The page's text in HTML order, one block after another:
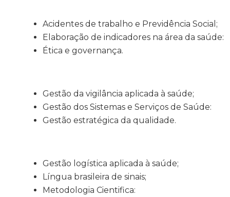
Acidentes de trabalho e Previdência Social;
Elaboração de indicadores na área da saúde:
Ética e governança.
Gestão da vigilância aplicada à saúde;
Gestão dos Sistemas e Serviços de Saúde:
Gestão estratégica da qualidade.
Gestão logística aplicada à saúde;
Língua brasileira de sinais;
Metodologia Cientifica: